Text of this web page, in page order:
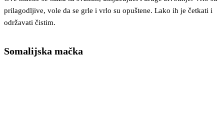
prilagodljive, vole da se grle i vrlo su opuštene. Lako ih je četkati i
održavati čistim.
Somalijska mačka